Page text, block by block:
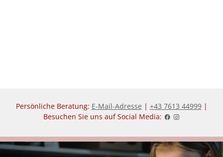
Persönliche Beratung: E-Mail-Adresse | +43 7613 44999|
Besuchen Sie uns auf Social Media: